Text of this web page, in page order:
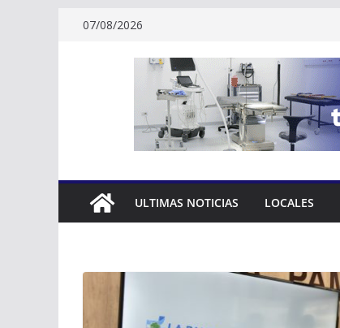
07/08/2026
ULTIMAS NOTICIAS LOCALES